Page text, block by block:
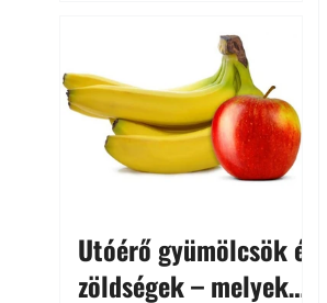
kertészkedés sokak számára
kikapcsolódást és feltöltődést
is jelent.
Utóérő gyümölcsök és
zöldségek – melyek